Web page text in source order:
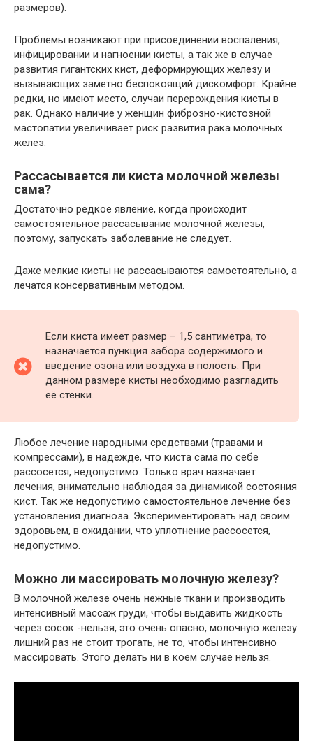
размеров).
Проблемы возникают при присоединении воспаления,
инфицировании и нагноении кисты, а так же в случае
развития гигантских кист, деформирующих железу и
вызывающих заметно беспокоящий дискомфорт. Крайне
редки, но имеют место, случаи перерождения кисты в
рак. Однако наличие у женщин фиброзно-кистозной
мастопатии увеличивает риск развития рака молочных
желез.
Рассасывается ли киста молочной железы
сама?
Достаточно редкое явление, когда происходит
самостоятельное рассасывание молочной железы,
поэтому, запускать заболевание не следует.
Даже мелкие кисты не рассасываются самостоятельно, а
лечатся консервативным методом.
Если киста имеет размер – 1,5 сантиметра, то
назначается пункция забора содержимого и
введение озона или воздуха в полость. При
данном размере кисты необходимо разгладить
её стенки.
Любое лечение народными средствами (травами и
компрессами), в надежде, что киста сама по себе
рассосется, недопустимо. Только врач назначает
лечения, внимательно наблюдая за динамикой состояния
кист. Так же недопустимо самостоятельное лечение без
установления диагноза. Экспериментировать над своим
здоровьем, в ожидании, что уплотнение рассосется,
недопустимо.
Можно ли массировать молочную железу?
В молочной железе очень нежные ткани и производить
интенсивный массаж груди, чтобы выдавить жидкость
через сосок -нельзя, это очень опасно, молочную железу
лишний раз не стоит трогать, не то, чтобы интенсивно
массировать. Этого делать ни в коем случае нельзя.